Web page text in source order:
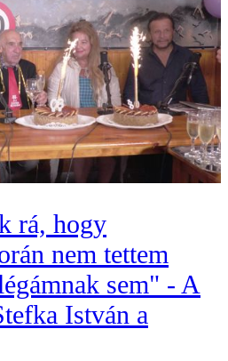
rá, hogy
nem tettem
sem" - A
István a